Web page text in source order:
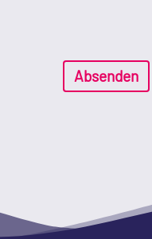
Absenden